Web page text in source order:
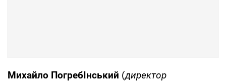
Михайло ПогребІнський (директор